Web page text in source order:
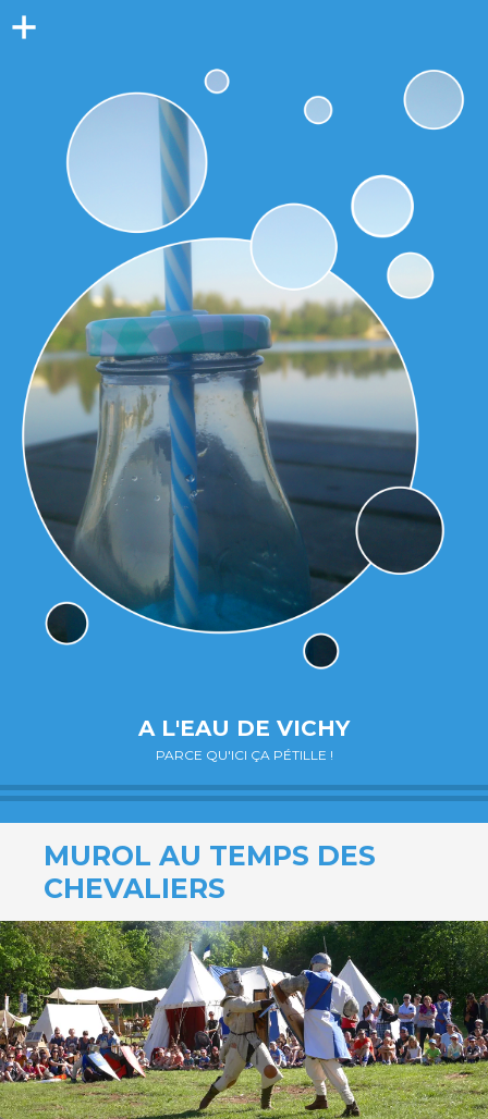
A L'EAU DE VICHY
PARCE QU'ICI ÇA PÉTILLE !
MUROL AU TEMPS DES
CHEVALIERS